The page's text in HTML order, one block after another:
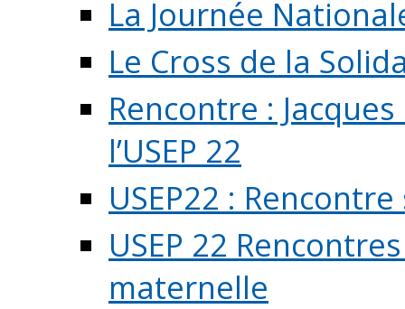
La Journée
Le Cross de la
Rencontre :
l’USEP 22
USEP22 :
USEP 22
maternelle